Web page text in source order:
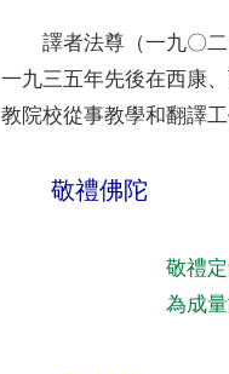
譯者法尊（一九〇二
一九三五年先後在西康、
教院校從事教學和翻譯
敬禮佛陀
敬禮
為成